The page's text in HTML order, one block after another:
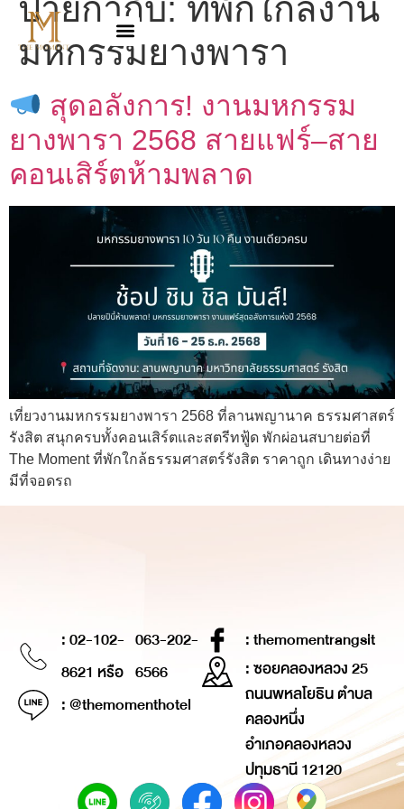
ป้ายกำกับ: ที่พักใกล้งาน
มหกรรมยางพารา
สุดอลังการ! งานมหกรรม
ยางพารา 2568 สายแฟร์–สาย
คอนเสิร์ตห้ามพลาด
เที่ยวงานมหกรรมยางพารา 2568 ที่ลานพญานาค ธรรมศาสตร์
รังสิต สนุกครบทั้งคอนเสิร์ตและสตรีทฟู้ด พักผ่อนสบายต่อที่
The Moment ที่พักใกล้ธรรมศาสตร์รังสิต ราคาถูก เดินทางง่าย
มีที่จอดรถ
: 02-102-
8621 หรือ
063-202-
6566
: @themomenthotel
: themomentrangsit
: ซอยคลองหลวง 25
ถนนพหลโยธิน ตำบล
คลองหนึ่ง
อำเภอคลองหลวง
ปทุมธานี 12120